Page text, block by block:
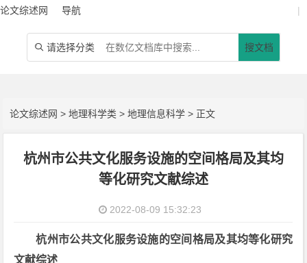
论文综述网 导航 |
 请选择分类 搜文档
论文综述网 >地理科学类 >地理信息科学 > 正文
杭州市公共文化服务设施的空间格局及其均
等化研究文献综述
2022-08-09 15:32:23
杭州市公共文化服务设施的空间格局及其均等化研究
文献综述